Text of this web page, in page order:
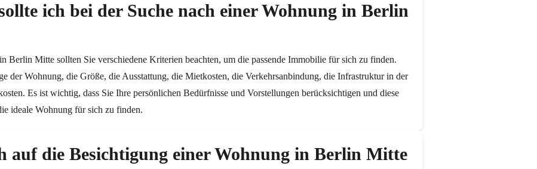
ich bei der Suche nach einer Wohnung in Berlin
Berlin Mitte sollten Sie verschiedene Kriterien beachten, um die passende Immobilie für sich zu finden.
der Wohnung, die Größe, die Ausstattung, die Mietkosten, die Verkehrsanbindung, die Infrastruktur in der
Es ist wichtig, dass Sie Ihre persönlichen Bedürfnisse und Vorstellungen berücksichtigen und diese
ideale Wohnung für sich zu finden.
auf die Besichtigung einer Wohnung in Berlin Mitte